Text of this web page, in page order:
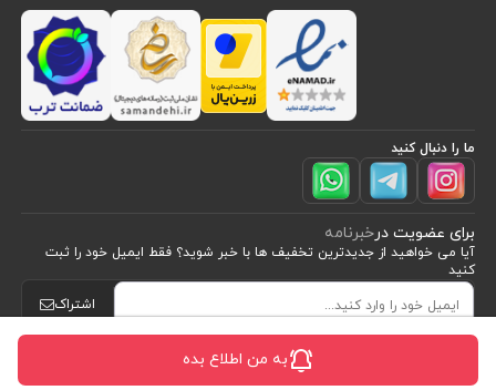
به من اطلاع بده
ما را دنبال کنید
برای عضویت درخبرنامه
آیا می خواهید از جدید‌ترین تخفیف‌ ها با‌ خبر شوید؟ فقط ایمیل خود را ثبت
کنید
اشتراک
طراحی، توسعه و اجرای فروشگاه اینترنتی توسط:آریو وب
Powered by nopCommerce